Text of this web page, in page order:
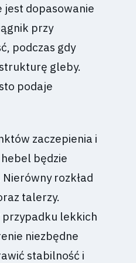
jest dopasowanie
przy
podczas gdy
gleby.
podaje
zaczepienia i
będzie
rozkład
talerzy.
przypadku lekkich
niezbędne
stabilność i